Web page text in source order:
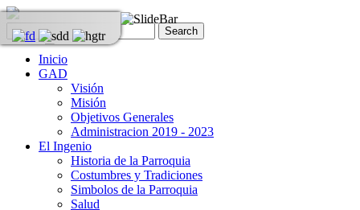
Inicio
GAD
Visión
Misión
Objetivos Generales
Administracion 2019 - 2023
El Ingenio
Historia de la Parroquia
Costumbres y Tradiciones
Simbolos de la Parroquia
Salud